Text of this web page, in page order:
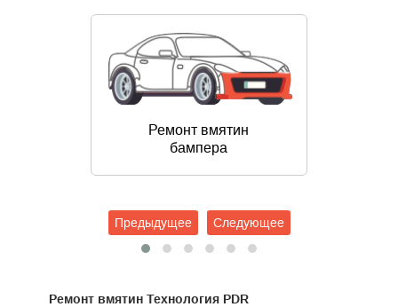
Ремонт вмятин
бампера
Предыдущее Следующее
Ремонт вмятин Технология PDR